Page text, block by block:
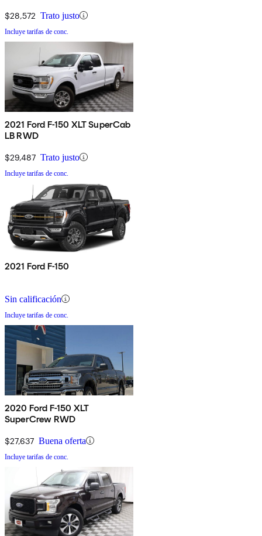
$28,572 Trato justo
Incluye tarifas de conc.
2021 Ford F-150 XLT SuperCab
LB RWD
$29,487 Trato justo
Incluye tarifas de conc.
2021 Ford F-150
Sin calificación
Incluye tarifas de conc.
2020 Ford F-150 XLT
SuperCrew RWD
$27,637 Buena oferta
Incluye tarifas de conc.